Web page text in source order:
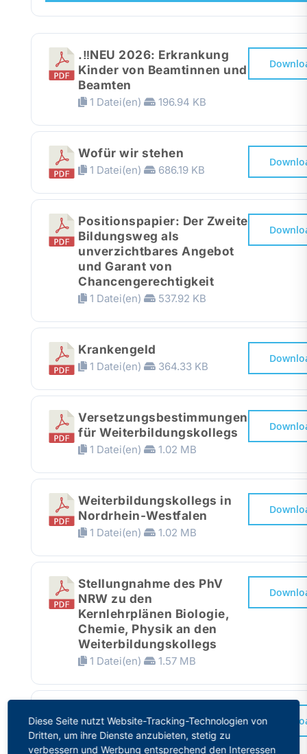
Recht
.‼️NEU 2026: Erkrankung
Kinder von Beamtinnen und
Beamten
1 Datei(en) 196.94 KB
Wofür wir stehen
1 Datei(en) 686.19 KB
Positionspapier: Der Zweite
Bildungsweg als
unverzichtbares Angebot
und Garant von
Chancengerechtigkeit
1 Datei(en) 537.92 KB
Krankengeld
1 Datei(en) 364.33 KB
Versetzungsbestimmungen
für Weiterbildungskollegs
1 Datei(en) 1.02 MB
Weiterbildungskollegs in
Nordrhein-Westfalen
1 Datei(en) 1.02 MB
Stellungnahme des PhV
NRW zu den
Kernlehrplänen Biologie,
Chemie, Physik an den
Weiterbildungskollegs
1 Datei(en) 1.57 MB
Prüfungsordnung
Weiterbildungskolleg -
Diese Seite nutzt Website-Tracking-Technologien von
Dritten, um ihre Dienste anzubieten, stetig zu
verbessern und Werbung entsprechend den Interessen